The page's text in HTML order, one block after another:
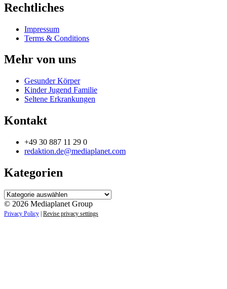
Rechtliches
Impressum
Terms & Conditions
Mehr von uns
Gesunder Körper
Kinder Jugend Familie
Seltene Erkrankungen
Kontakt
+49 30 887 11 29 0
redaktion.de@mediaplanet.com
Kategorien
Kategorien
© 2026 Mediaplanet Group
Privacy Policy Revise privacy settings